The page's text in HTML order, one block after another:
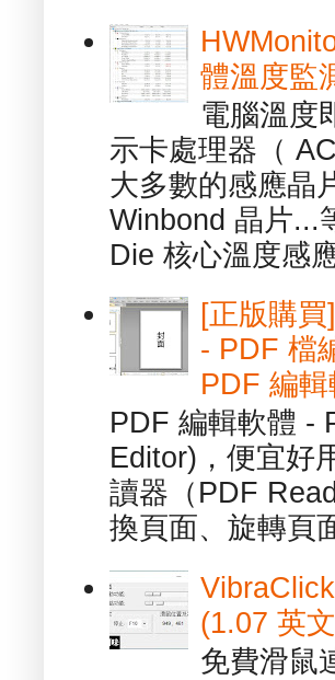
體溫度監
電腦溫度
示卡處理器（
大多數的感應晶
Winbond 晶片...
Die 核心溫度感
[正版購
- PDF 檔
PDF 編
PDF 編輯軟體 -
Editor)，便宜好
讀器（PDF
換頁面、旋轉頁
(1.07 英
免費滑鼠